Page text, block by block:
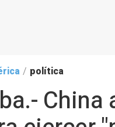
/ política
China